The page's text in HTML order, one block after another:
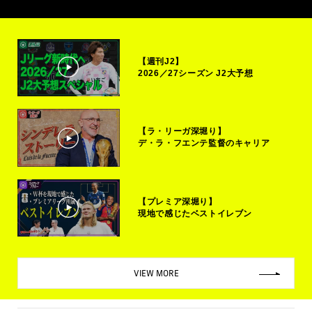
【週刊J2】
2026／27シーズン J2大予想
【ラ・リーガ深堀り】
デ・ラ・フエンテ監督のキャリア
【プレミア深堀り】
現地で感じたベストイレブン
VIEW MORE